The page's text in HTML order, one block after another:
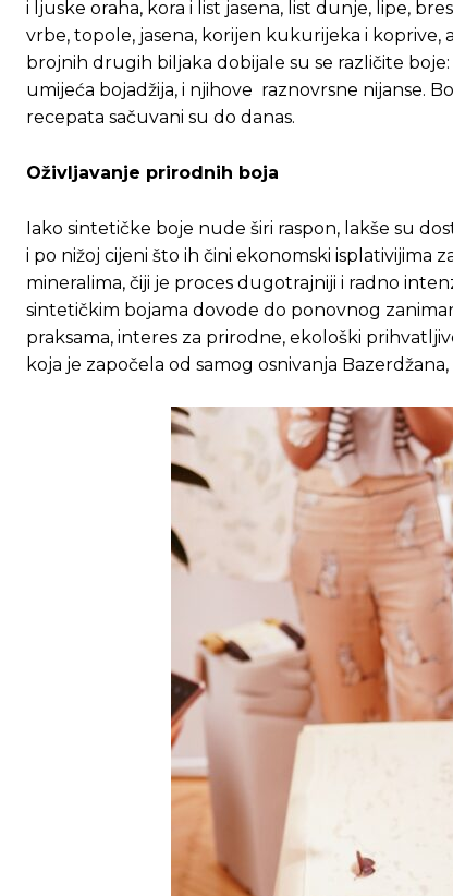
[wpuf_form id=”7463”]
[wpuf_form id=”7463”]
i ljuske oraha, kora i list jasena, list dunje, lipe,
vrbe, topole, jasena, korijen kukurijeka i koprive,
brojnih drugih biljaka dobijale su se različite boje:
umijeća bojadžija, i njihove raznovrsne nijanse.
recepata sačuvani su do danas.
Oživljavanje prirodnih boja
Iako sintetičke boje nude širi raspon, lakše su
i po nižoj cijeni što ih čini ekonomski isplativijima
mineralima, čiji je proces dugotrajniji i radno
sintetičkim bojama dovode do ponovnog
praksama, interes za prirodne, ekološki
koja je započela od samog osnivanja